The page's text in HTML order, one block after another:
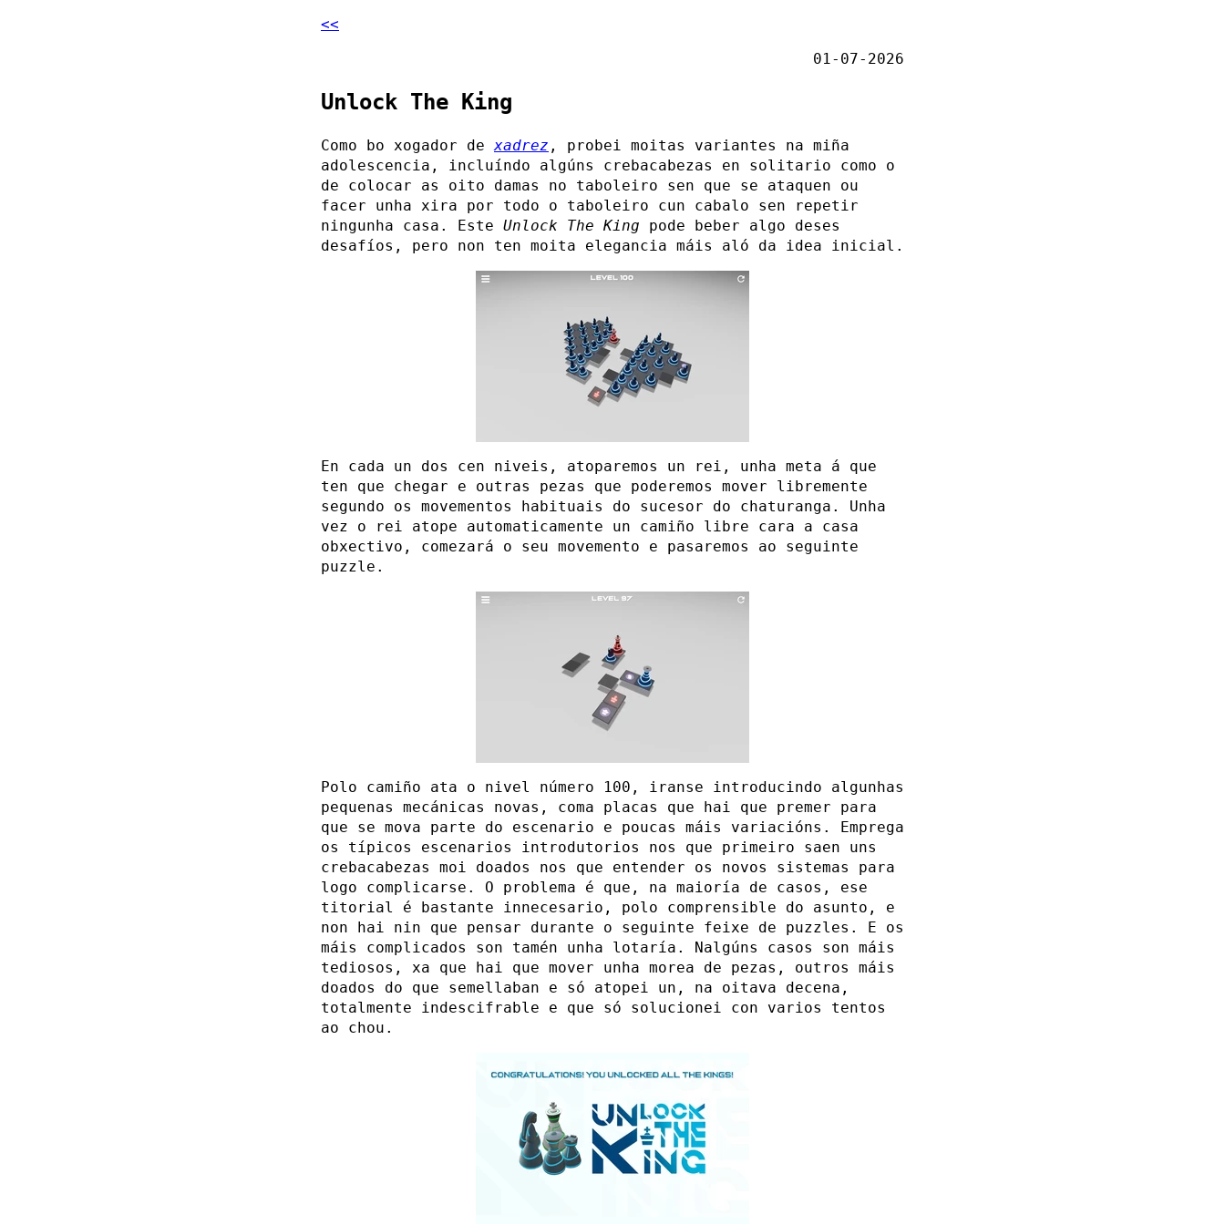
<<
01-07-2026
Unlock The King
Como bo xogador dexadrez , probei moitas variantes na miña
adolescencia, incluíndo algúns crebacabezas en solitario como o
de colocar as oito damas no taboleiro sen que se ataquen ou
facer unha xira por todo o taboleiro cun cabalo sen repetir
ningunha casa. Este Unlock The King pode beber algo deses
desafíos, pero non ten moita elegancia máis aló da idea inicial.
En cada un dos cen niveis, atoparemos un rei, unha meta á que
ten que chegar e outras pezas que poderemos mover libremente
segundo os movementos habituais do sucesor do chaturanga. Unha
vez o rei atope automaticamente un camiño libre cara a casa
obxectivo, comezará o seu movemento e pasaremos ao seguinte
puzzle.
Polo camiño ata o nivel número 100, iranse introducindo algunhas
pequenas mecánicas novas, coma placas que hai que premer para
que se mova parte do escenario e poucas máis variacións. Emprega
os típicos escenarios introdutorios nos que primeiro saen uns
crebacabezas moi doados nos que entender os novos sistemas para
logo complicarse. O problema é que, na maioría de casos, ese
titorial é bastante innecesario, polo comprensible do asunto, e
non hai nin que pensar durante o seguinte feixe de puzzles. E os
máis complicados son tamén unha lotaría. Nalgúns casos son máis
tediosos, xa que hai que mover unha morea de pezas, outros máis
doados do que semellaban e só atopei un, na oitava decena,
totalmente indescifrable e que só solucionei con varios tentos
ao chou.